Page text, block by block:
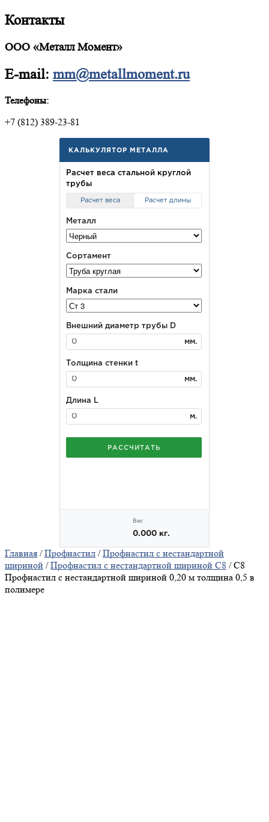
Контакты
ООО «Металл Момент»
E-mail: mm@metallmoment.ru
Телефоны:
+7 (812) 389-23-81
Главная /Профнастил /Профнастил с нестандартной
шириной /Профнастил с нестандартной шириной С8 / C8
Профнастил с нестандартной шириной 0,20 м толщина 0,5 в
полимере